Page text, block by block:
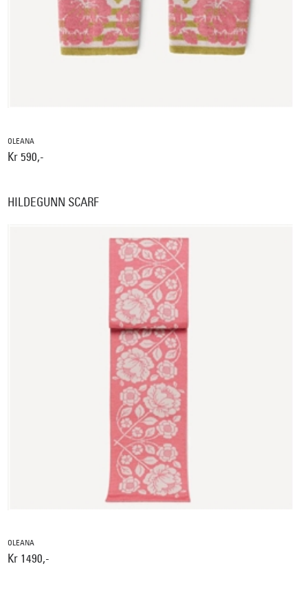
OLEANA
Kr 590,-
HILDEGUNN SCARF
OLEANA
Kr 1490,-